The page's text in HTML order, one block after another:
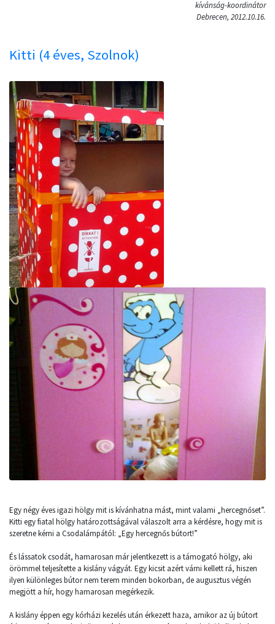
kívánság-koordinátor
Debrecen, 2012.10.16.
Kitti (4 éves, Szolnok)
Egy négy éves igazi hölgy mit is kívánhatna mást, mint valami „hercegnőset”.
Kitti egy fiatal hölgy határozottságával válaszolt arra a kérdésre, hogy mit is
szeretne kérni a Csodalámpától: „Egy hercegnős bútort!”
És lássatok csodát, hamarosan már jelentkezett is a támogató hölgy, aki
örömmel teljesítette a kislány vágyát. Egy kicsit azért várni kellett rá, hiszen
ilyen különleges bútor nem terem minden bokorban, de augusztus végén
megjött a hír, hogy hamarosan megérkezik.
A kislány éppen egy kórházi kezelés után érkezett haza, amikor az új bútort